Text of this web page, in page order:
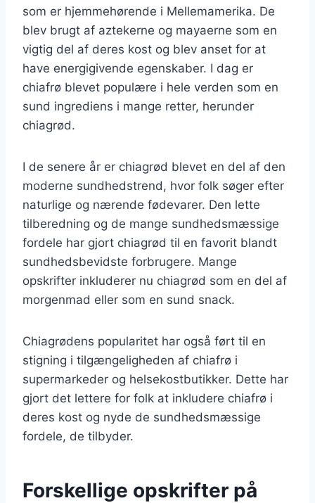
som er hjemmehørende i Mellemamerika. De
blev brugt af aztekerne og mayaerne som en
vigtig del af deres kost og blev anset for at
have energigivende egenskaber. I dag er
chiafrø blevet populære i hele verden som en
sund ingrediens i mange retter, herunder
chiagrød.
I de senere år er chiagrød blevet en del af den
moderne sundhedstrend, hvor folk søger efter
naturlige og nærende fødevarer. Den lette
tilberedning og de mange sundhedsmæssige
fordele har gjort chiagrød til en favorit blandt
sundhedsbevidste forbrugere. Mange
opskrifter inkluderer nu chiagrød som en del af
morgenmad eller som en sund snack.
Chiagrødens popularitet har også ført til en
stigning i tilgængeligheden af chiafrø i
supermarkeder og helsekostbutikker. Dette har
gjort det lettere for folk at inkludere chiafrø i
deres kost og nyde de sundhedsmæssige
fordele, de tilbyder.
Forskellige opskrifter på